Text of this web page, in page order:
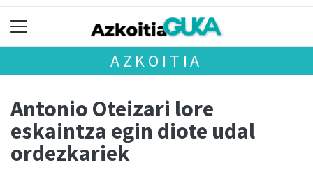
AZKOITIA
Antonio Oteizari lore
eskaintza egin diote udal
ordezkariek